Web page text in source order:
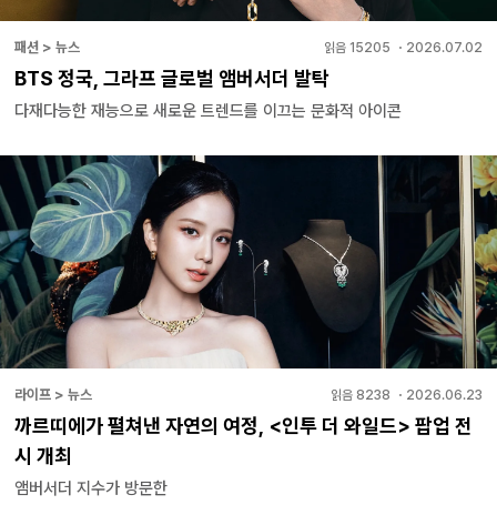
패션 > 뉴스 읽음 15205 ・ 2026.07.02
BTS 정국, 그라프 글로벌 앰버서더 발탁
다재다능한 재능으로 새로운 트렌드를 이끄는 문화적 아이콘
라이프 > 뉴스 읽음 8238 ・ 2026.06.23
까르띠에가 펼쳐낸 자연의 여정, <인투 더 와일드> 팝업 전
시 개최
앰버서더 지수가 방문한